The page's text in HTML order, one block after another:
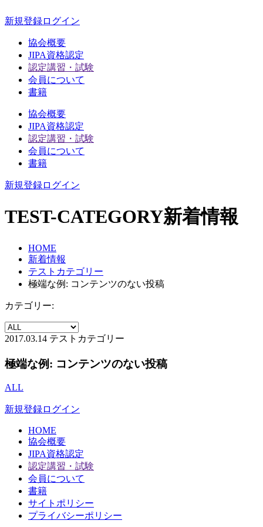
新規登録ログイン
協会概要
JIPA資格認定
認定講習・試験
会員について
書籍
協会概要
JIPA資格認定
認定講習・試験
会員について
書籍
新規登録ログイン
TEST-CATEGORY新着情報
HOME
新着情報
テストカテゴリー
極端な例: コンテンツのない投稿
カテゴリー:
2017.03.14 テストカテゴリー
極端な例: コンテンツのない投稿
ALL
新規登録ログイン
HOME
協会概要
JIPA資格認定
認定講習・試験
会員について
書籍
サイトポリシー
プライバシーポリシー